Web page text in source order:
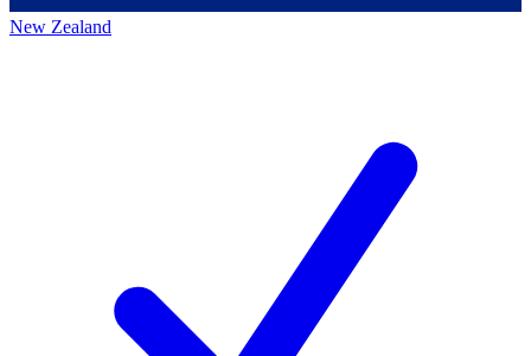
New Zealand